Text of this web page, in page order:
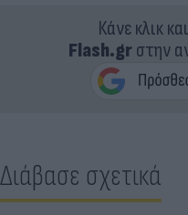
Κάνε κλικ
Flash.grστην
Διάβασε σχετικά